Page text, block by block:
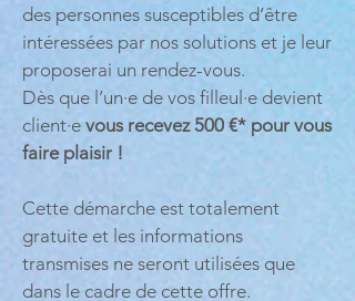
des personnes susceptibles d’être
intéressées par nos solutions et je leur
proposerai un rendez-vous.
Dès que l’un·e de vos filleul·e devient
client·e vous recevez 500 €* pour vous
faire plaisir !
Cette démarche est totalement
gratuite et les informations
transmises ne seront utilisées que
dans le cadre de cette offre.